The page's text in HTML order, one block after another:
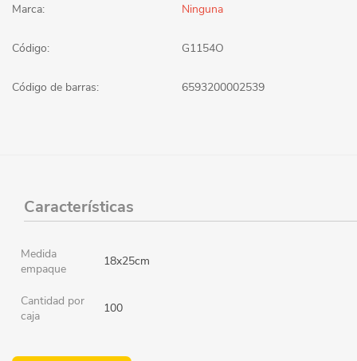
Marca: Ninguna
Código: G1154O
Código de barras: 6593200002539
Características
Medida
empaque
18x25cm
Cantidad por
caja
100